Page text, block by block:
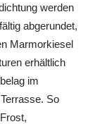
werden
abgerundet,
Marmorkiesel
erhältlich
im
So